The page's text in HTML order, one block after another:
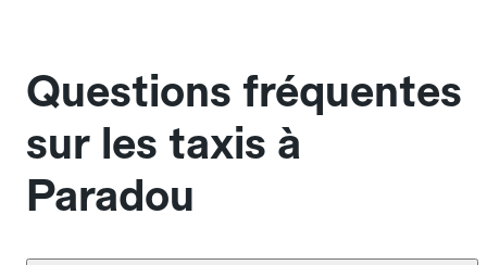
Questions fréquentes
sur les taxis à
Paradou